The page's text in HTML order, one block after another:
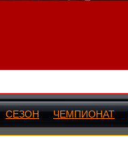
СЕЗОН ЧЕМПИОНАТ